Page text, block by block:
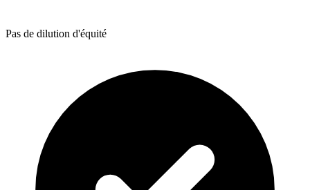
Pas de dilution d'équité